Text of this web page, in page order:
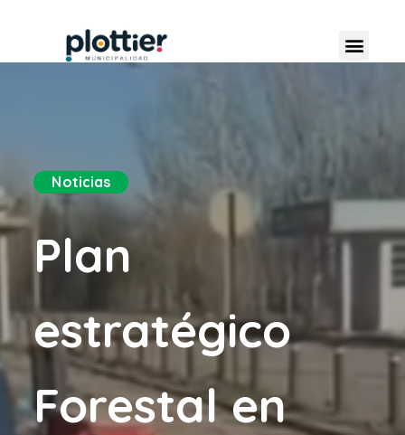
Noticias
Plan
estratégico
Forestal en